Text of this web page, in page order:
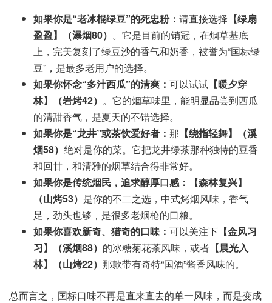
如果你是“老冰棍绿豆”的死忠粉： 请直接选择 【绿扇
盈盈】（瀑烟80） 。它是目前的销冠，在烟草基底
上，完美复刻了绿豆沙的香气和奶香，被誉为“国标绿
豆”，是最多老用户的选择。
如果你怀念“多汁西瓜”的清爽： 可以试试 【暖夕穿
林】（岩烤42） 。它的烟草味里，能明显品尝到西瓜
的清甜香气，是夏天的不错选择。
如果你是“龙井”或茶饮爱好者： 那 【绕指轻舞】（溪
烟58） 绝对是你的菜。它把龙井绿茶那种独特的豆香
和回甘，和清雅的烟草结合得非常好。
如果你是传统烟民，追求醇厚口感：
【森林复兴】
（山烤53） 是你的不二之选，中式烤烟风味，香气
足，劲头也够，是很多老烟枪的口粮。
如果你喜欢新奇、猎奇的口味： 可以关注下 【金风习
习】（溪烟88） 的冰糖菊花茶风味，或者 【晨光入
林】（山烤22） 那款带有奇特“国酒”酱香风味的。
总而言之，国标口味不再是直来直去的单一风味，而是变成